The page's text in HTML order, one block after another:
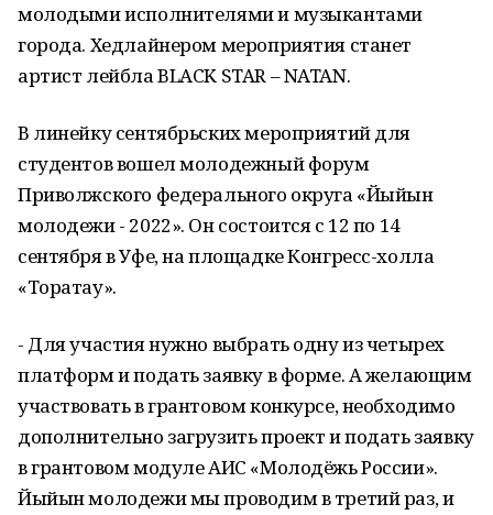
молодыми исполнителями и музыкантами
города. Хедлайнером мероприятия станет
артист лейбла BLACK STAR – NATAN.
В линейку сентябрьских мероприятий для
студентов вошел молодежный форум
Приволжского федерального округа «Йыйын
молодежи - 2022». Он состоится с 12 по 14
сентября в Уфе, на площадке Конгресс-холла
«Торатау».
- Для участия нужно выбрать одну из четырех
платформ и подать заявку в форме. А желающим
участвовать в грантовом конкурсе, необходимо
дополнительно загрузить проект и подать заявку
в грантовом модуле АИС «Молодёжь России».
Йыйын молодежи мы проводим в третий раз, и